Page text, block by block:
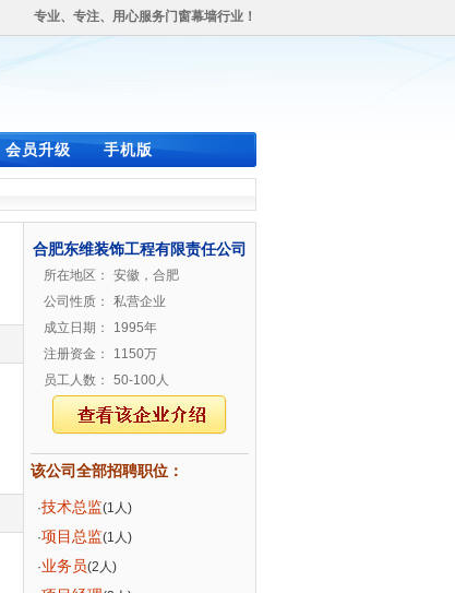
专业、专注、用心服务门窗幕墙行业！
会员升级 手机版
合肥东维装饰工程有限责任公司
所在地区：
安徽，合肥
公司性质：
私营企业
成立日期：
1995年
注册资金：
1150万
员工人数：
50-100人
该公司全部招聘职位：
·技术总监(1人)
·项目总监(1人)
·业务员(2人)